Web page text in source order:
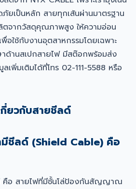
ยเป็นหลัก สายทุกเส้นผ่านมาตรฐาน
ตจากวัสดุคุณภาพสูง ให้ความอ่อน
อใช้กับงานอุตสาหกรรมโดยเฉพาะ
าด้านสเปกสายไฟ มีสต๊อกพร้อมส่ง
เพิ่มเติมได้ที่โทร 02-111-5588 หรือ
ยวกับสายชีลด์
ชีลด์ (Shield Cable) คือ
คือ สายไฟที่มีชั้นโล่ป้องกันสัญญาณ